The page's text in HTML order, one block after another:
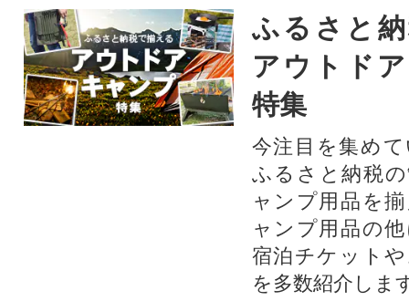
ふるさと
アウトド
特集
今注目を集め
ふるさと納税
ャンプ用品を
ャンプ用品の
宿泊チケット
を多数紹介しま